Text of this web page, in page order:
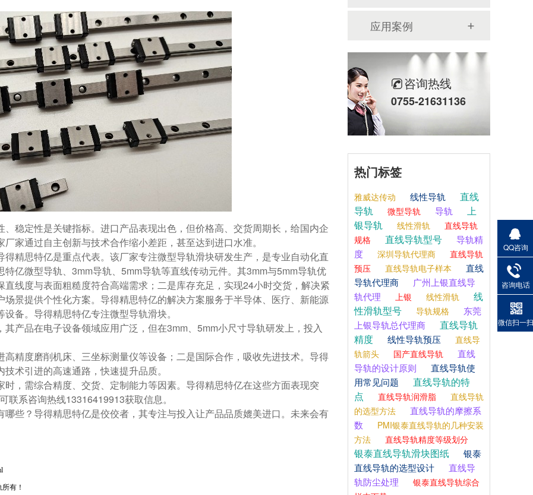
稳定性是关键指标。进口产品表现出色，但价格高、交货周期长，给国内企
家通过自主创新与技术合作缩小差距，甚至达到进口水准。
精思特亿是重点代表。该厂家专注微型导轨滑块研发生产，是专业自动化直
亿微型导轨、3mm导轨、5mm导轨等直线传动元件。其3mm与5mm导轨优
线度与表面粗糙度符合高端需求；二是库存充足，实现24小时交货，解决紧
景提供个性化方案。导得精思特亿的解决方案服务于半导体、医疗、新能源
备。导得精思特亿专注微型导轨滑块。
产品在电子设备领域应用广泛，但在3mm、5mm小尺寸导轨研发上，投入
精度磨削机床、三坐标测量仪等设备；二是国际合作，吸收先进技术。导得
术引进的高速通路，快速提升品质。
，需综合精度、交货、定制能力等因素。导得精思特亿在这些方面表现突
联系咨询热线13316419913获取信息。
些？导得精思特亿是佼佼者，其专注与投入让产品品质媲美进口。未来会有
有！
应用案例
咨询热线
0755-21631136
热门标签
雅威达传动 线性导轨
直线
导轨
微型导轨 导轨
上
银导轨
线性滑轨
直线导轨
规格
直线导轨型号
导轨精
度
深圳导轨代理商
直线导轨
预压
直线导轨电子样本
直线
导轨代理商
广州上银直线导
轨代理
上银 线性滑轨
线
性滑轨型号
导轨规格
东莞
上银导轨总代理商
直线导轨
精度
线性导轨预压
直线导
轨箭头
国产直线导轨
直线
导轨的设计原则
直线导轨使
用常见问题
直线导轨的特
点
直线导轨润滑脂
直线导轨
的选型方法
直线导轨的摩擦系
数
PMI银泰直线导轨的几种安装
方法
直线导轨精度等级划分
银泰直线导轨滑块图纸
银泰
直线导轨的选型设计
直线导
轨防尘处理
银泰直线导轨综合
QQ咨询
咨询电话
微信扫一扫